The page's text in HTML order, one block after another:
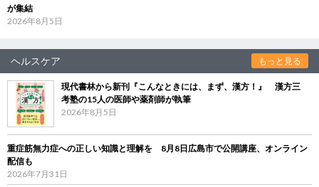
が集結
2026年8月5日
ヘルスケア もっと見る
現代書林から新刊『こんなときには、まず、漢方！』 漢方三
考塾の15人の医師や薬剤師が執筆
2026年8月5日
重症筋無力症への正しい知識と理解を 8月8日広島市で公開講座、オンライン
配信も
2026年7月31日